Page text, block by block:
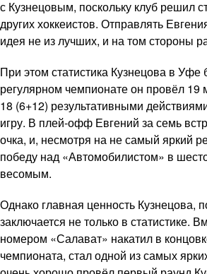
с Кузнецовым, поскольку клуб решил
других хоккеистов. Отправлять
идея не из лучших, и на том стороны
При этом статистика Кузнецова в
регулярном чемпионате он провёл 19
18 (6+12) результативными
игру. В плей-офф Евгений за семь
очка, и, несмотря на не самый яркий
победу над «Автомобилистом» в
весомым.
Однако главная ценность Кузнецова,
заключается не только в статистике.
номером «Салават» накатил в
чемпионата, стал одной из самых